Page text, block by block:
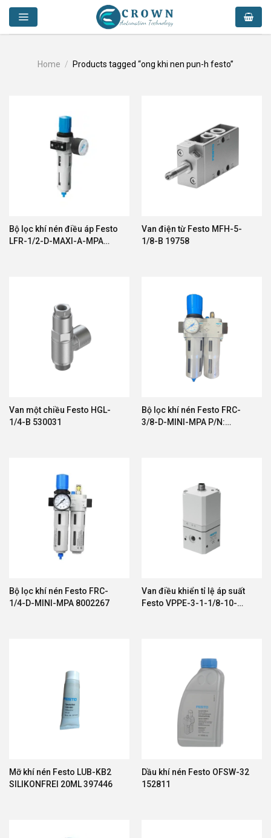
Skip
content
Home / Products tagged “ong khi nen pun-h festo”
Bộ lọc khí nén điều áp Festo
LFR-1/2-D-MAXI-A-MPA
Van điện từ Festo MFH-5-
1/8-B 19758
Van một chiều Festo HGL-
1/4-B 530031
Bộ lọc khí nén Festo FRC-
3/8-D-MINI-MPA P/N:
Bộ lọc khí nén Festo FRC-
1/4-D-MINI-MPA 8002267
Van điều khiển tỉ lệ áp suất
Festo VPPE-3-1-1/8-10-
Mỡ khí nén Festo LUB-KB2
SILIKONFREI 20ML 397446
Dầu khí nén Festo OFSW-32
152811